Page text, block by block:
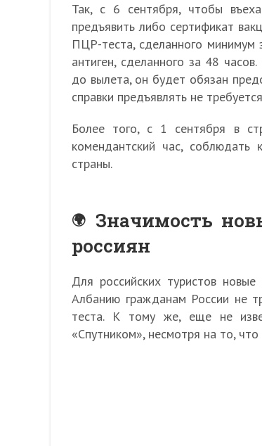
Так, с 6 сентября, чтобы
предъявить либо сертификат
ПЦР-теста, сделанного минимум
антиген, сделанного за 48
до вылета, он будет обязан
справки предъявлять не
Более того, с 1 сентября в
комендантский час,
страны.
Значимость
россиян
Для российских туристов
Албанию гражданам России не
теста. К тому же, еще не
«Спутником», несмотря на то,